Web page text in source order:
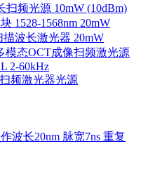
扫频光源 10mW (10dBm)
1528-1568nm 20mW
描波长激光器 20mW
模态OCT成像扫频激光源
2-60kHz
频激光器光源
波长20nm 脉宽7ns 重复